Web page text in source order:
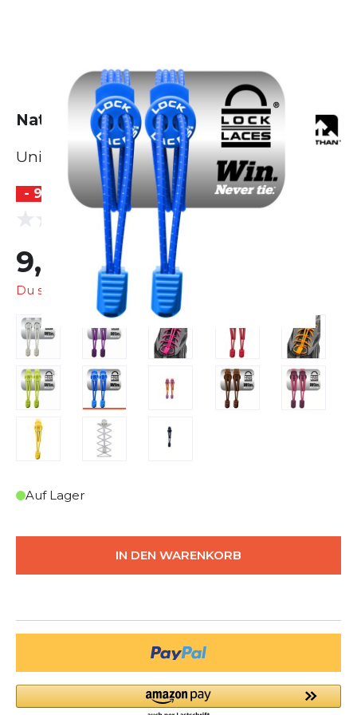
Nathan Lock Laces
Unisex
- 9 %
0.0
(0 Bewertungen)
9,99 € 10,95 €
Du sparst 0,96 €
Auf Lager
IN DEN WARENKORB